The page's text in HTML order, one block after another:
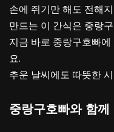
손에 쥐기만 해도 전해
만드는 이 간식은 중랑
지금 바로 중랑구호빠
요.
추운 날씨에도 따뜻한
중랑구호빠와 함